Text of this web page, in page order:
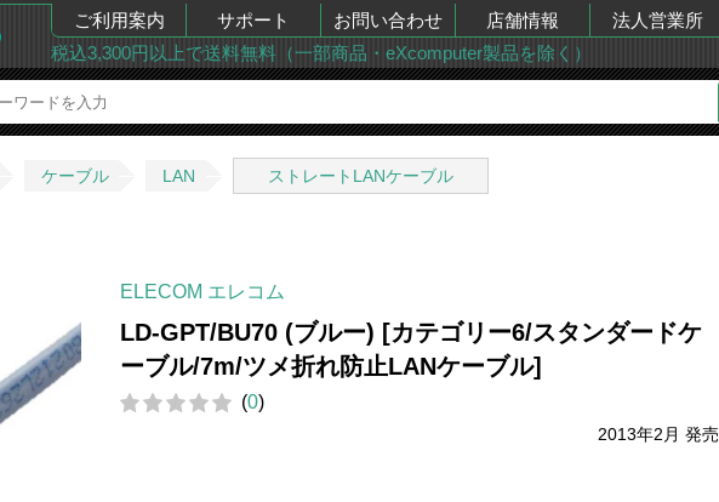
ご利用案内 サポート お問い合わせ 店舗情報 法人営業所
税込3,300円以上で送料無料（一部商品・eXcomputer製品を除く）
ケーブル LAN ストレートLANケーブル
ELECOM エレコム
LD-GPT/BU70 (ブルー) [カテゴリー6/スタンダードケ
ーブル/7m/ツメ折れ防止LANケーブル]
(0)
2013年2月 発売